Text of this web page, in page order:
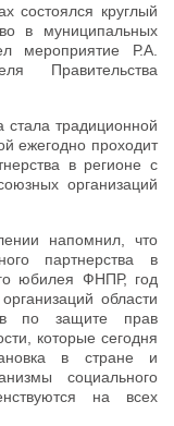
состоялся круглый
в муниципальных
мероприятие Р.А.
Правительства
традиционной
ежегодно проходит
в регионе с
организаций
напомнил, что
партнерства в
юбилея ФНПР, год
области
по защите прав
которые сегодня
в стране и
социального
на всех